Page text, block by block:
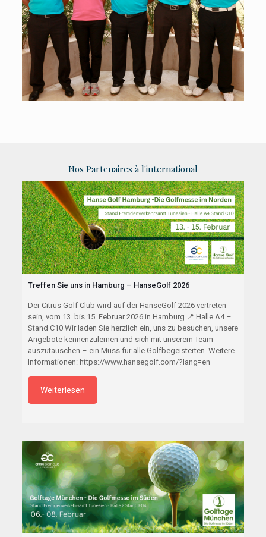
Nos Partenaires à l'international
Treffen Sie uns in Hamburg – HanseGolf 2026
Der Citrus Golf Club wird auf der HanseGolf 2026 vertreten
sein, vom 13. bis 15. Februar 2026 in Hamburg.📍 Halle A4 –
Stand C10 Wir laden Sie herzlich ein, uns zu besuchen, unsere
Angebote kennenzulernen und sich mit unserem Team
auszutauschen – ein Muss für alle Golfbegeisterten. Weitere
Informationen: https://www.hansegolf.com/?lang=en
Weiterlesen